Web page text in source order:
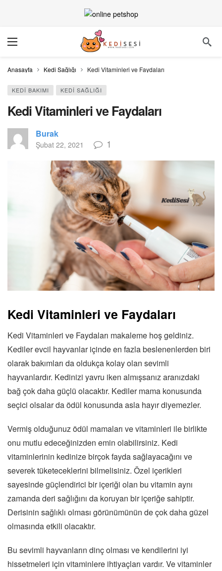
Anasayfa Kedi Sağlığı Kedi Vitaminleri ve Faydaları
KEDI BAKIMI KEDI SAĞLIĞI
Kedi Vitaminleri ve Faydaları
Burak
Şubat 22, 2021 1
Kedi Vitaminleri ve Faydaları
Kedi Vitaminleri ve Faydaları makaleme hoş geldiniz.
Kediler evcil hayvanlar içinde en fazla beslenenlerden biri
olarak bakımları da oldukça kolay olan sevimli
hayvanlardır. Kedinizi yavru iken almışsanız aranızdaki
bağ çok daha güçlü olacaktır. Kediler mama konusunda
seçici olsalar da ödül konusunda asla hayır diyemezler.
Vermiş olduğunuz ödül mamaları ve vitaminleri ile birlikte
onu mutlu edeceğinizden emin olabilirsiniz. Kedi
vitaminlerinin kedinize birçok fayda sağlayacağını ve
severek tüketeceklerini bilmelisiniz. Özel içerikleri
sayesinde güçlendirici bir içeriği olan bu vitamin aynı
zamanda deri sağlığını da koruyan bir içeriğe sahiptir.
Derisinin sağlıklı olması görünümünün de çok daha güzel
olmasında etkili olacaktır.
Bu sevimli hayvanların dinç olması ve kendilerini iyi
hissetmeleri için vitaminlere ihtiyaçları vardır. Ve vitaminler